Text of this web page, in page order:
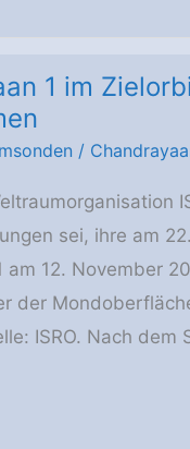
1 im
/
sei, ihre am
am 12. November
der
ISRO. Nach